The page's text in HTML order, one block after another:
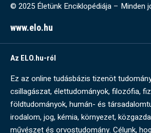
© 2025 Életünk Enciklopédiája – Minden
www.elo.hu
Az ELO.hu-ról
Ez az online tudásbázis tizenöt
csillagászat, élettudományok, filozófia,
földtudományok, humán- és
irodalom, jog, kémia, környezet,
művészet és orvostudomány. Célunk,